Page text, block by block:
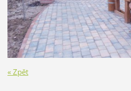
« Zpět